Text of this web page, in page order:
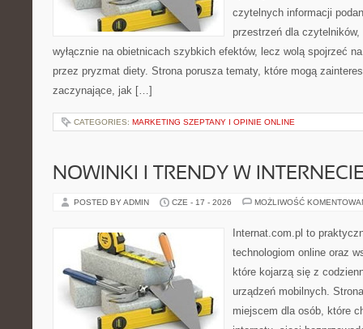
czytelnych informacji
przestrzeń dla
wyłącznie na obietnicach szybkich efektów, lecz wolą spojrzeć
przez pryzmat diety. Strona porusza tematy, które mogą
zaczynające, jak […]
CATEGORIES: MARKETING SZEPTANY I OPINIE ONLINE
NOWINKI I TRENDY W
POSTED BY ADMIN CZE - 17 - 2026 MOŻLIWOŚĆ
Internat.com.pl to
technologiom online oraz
które kojarzą się z
urządzeń mobilnych.
miejscem dla osób, które